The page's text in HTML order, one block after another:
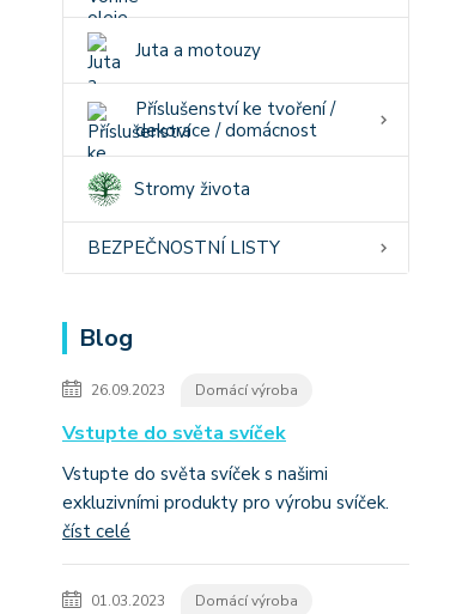
Juta a motouzy
Příslušenství ke tvoření /
dekorace / domácnost
Stromy života
BEZPEČNOSTNÍ LISTY
Blog
26.09.2023 Domácí výroba
Vstupte do světa svíček
Vstupte do světa svíček s našimi
exkluzivními produkty pro výrobu svíček.
číst celé
01.03.2023 Domácí výroba